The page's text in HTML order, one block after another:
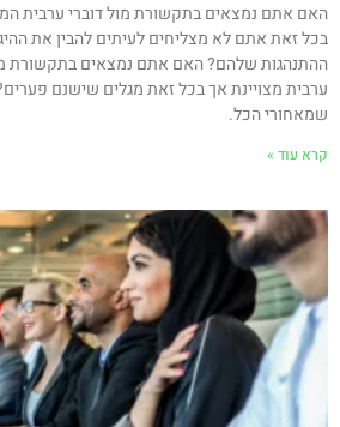
האם אתם נמצאים בתקשורת מול דוברי ערבית
בכל זאת אתם לא מצליחים לעיתים להבין את
ההתנהגות שלהם? האם אתם נמצאים בתקשורת
ערבית מצויינת אך בכל זאת מגלים שישנם
שמאחורי הכל.
קרא עוד »